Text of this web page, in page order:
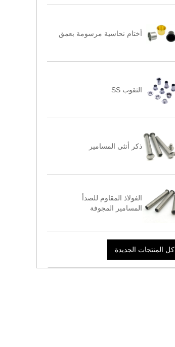
أختام نحاسية مرسومة بعمق
الثقوب SS
ذكر أنثى المسامير
الفولاذ المقاوم للصدأ
المسامير المجوفة
كل المنتجات الجديدة